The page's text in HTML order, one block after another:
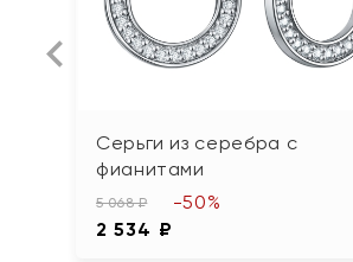
Серьги из серебра с
фианитами
5 068 ₽
2 534 ₽
-50%